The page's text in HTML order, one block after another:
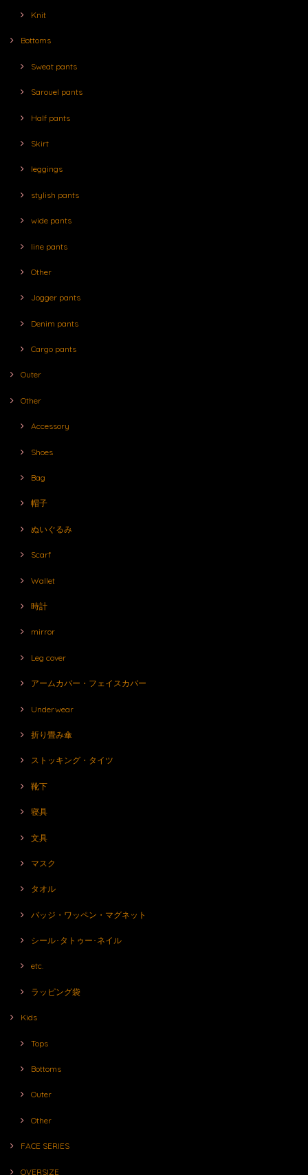
Knit
Bottoms
Sweat pants
Sarouel pants
Half pants
Skirt
leggings
stylish pants
wide pants
line pants
Other
Jogger pants
Denim pants
Cargo pants
Outer
Other
Accessory
Shoes
Bag
帽子
ぬいぐるみ
Scarf
Wallet
時計
mirror
Leg cover
アームカバー・フェイスカバー
Underwear
折り畳み傘
ストッキング・タイツ
靴下
寝具
文具
マスク
タオル
バッジ・ワッペン・マグネット
シール･タトゥー･ネイル
etc.
ラッピング袋
Kids
Tops
Bottoms
Outer
Other
FACE SERIES
OVERSIZE